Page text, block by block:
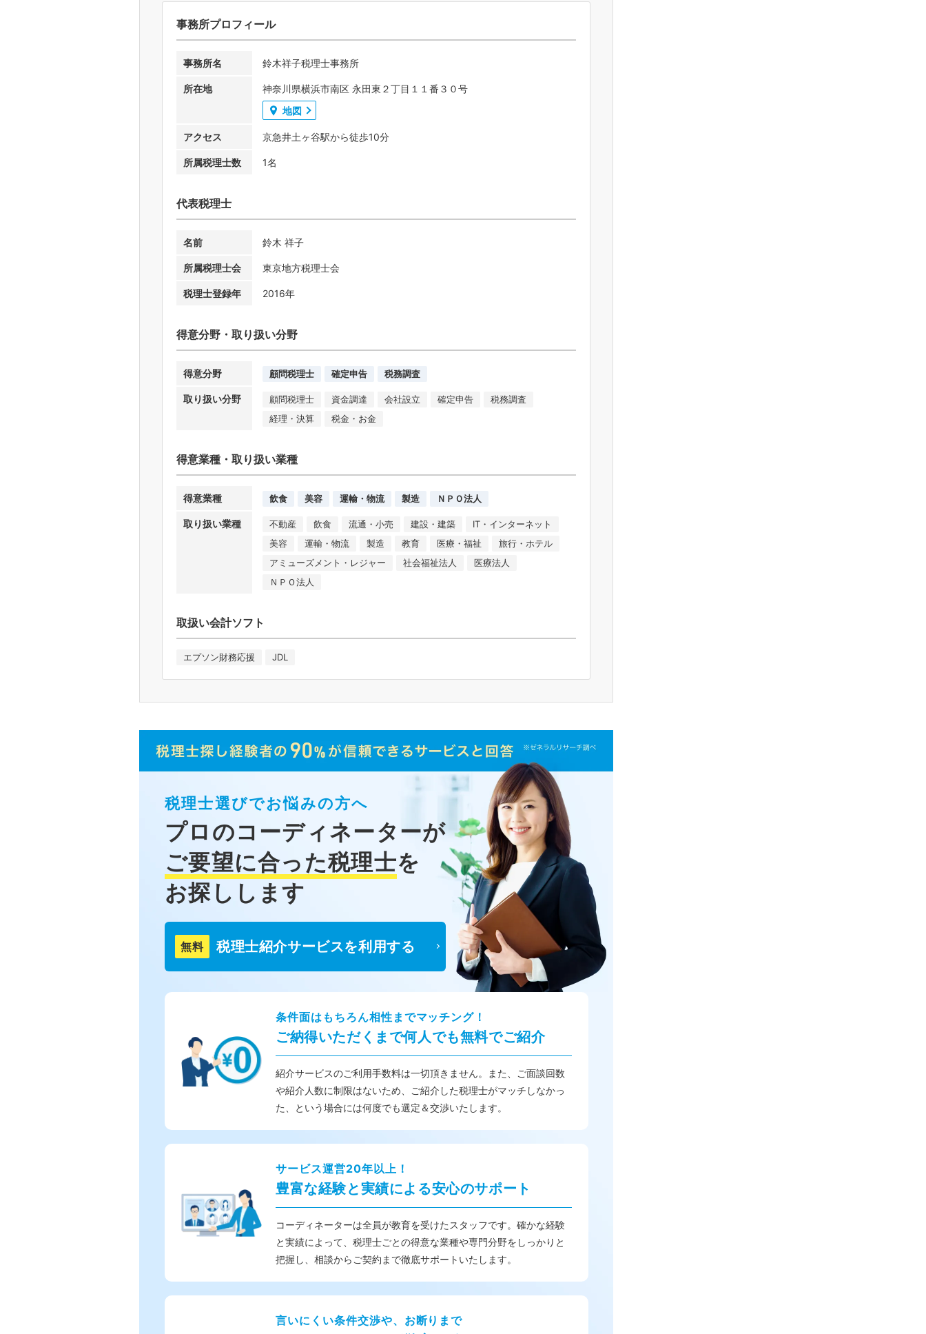
事務所プロフィール
事務所名 鈴木祥子税理士事務所
所在地
神奈川県横浜市南区 永田東２丁目１１番３０号
地図
アクセス 京急井土ヶ谷駅から徒歩10分
所属税理士数 1名
代表税理士
名前 鈴木 祥子
所属税理士会 東京地方税理士会
税理士登録年 2016年
得意分野・取り扱い分野
得意分野 顧問税理士 確定申告 税務調査
取り扱い分野 顧問税理士 資金調達 会社設立 確定申告
税務調査
経理・決算
税金・お金
得意業種・取り扱い業種
得意業種 飲食 美容 運輸・物流 製造 ＮＰＯ法人
取り扱い業種 不動産 飲食 流通・小売 建設・建築
IT・インターネット
美容
運輸・物流 製造 教育 医療・福祉
旅行・ホテル
アミューズメント・レジャー
社会福祉法人
医療法人
ＮＰＯ法人
取扱い会計ソフト
エプソン財務応援 JDL
税理士選びでお悩みの方へ
プロのコーディネーターが
ご要望に合った税理士を
お探しします
無料 税理士紹介サービスを利用する
条件面はもちろん相性までマッチング！
ご納得いただくまで何人でも無料でご紹介
紹介サービスのご利用手数料は一切頂きません。また、ご面談回数
や紹介人数に制限はないため、ご紹介した税理士がマッチしなかっ
た、という場合には何度でも選定＆交渉いたします。
サービス運営20年以上！
豊富な経験と実績による安心のサポート
コーディネーターは全員が教育を受けたスタッフです。確かな経験
と実績によって、税理士ごとの得意な業種や専門分野をしっかりと
把握し、相談からご契約まで徹底サポートいたします。
言いにくい条件交渉や、お断りまで